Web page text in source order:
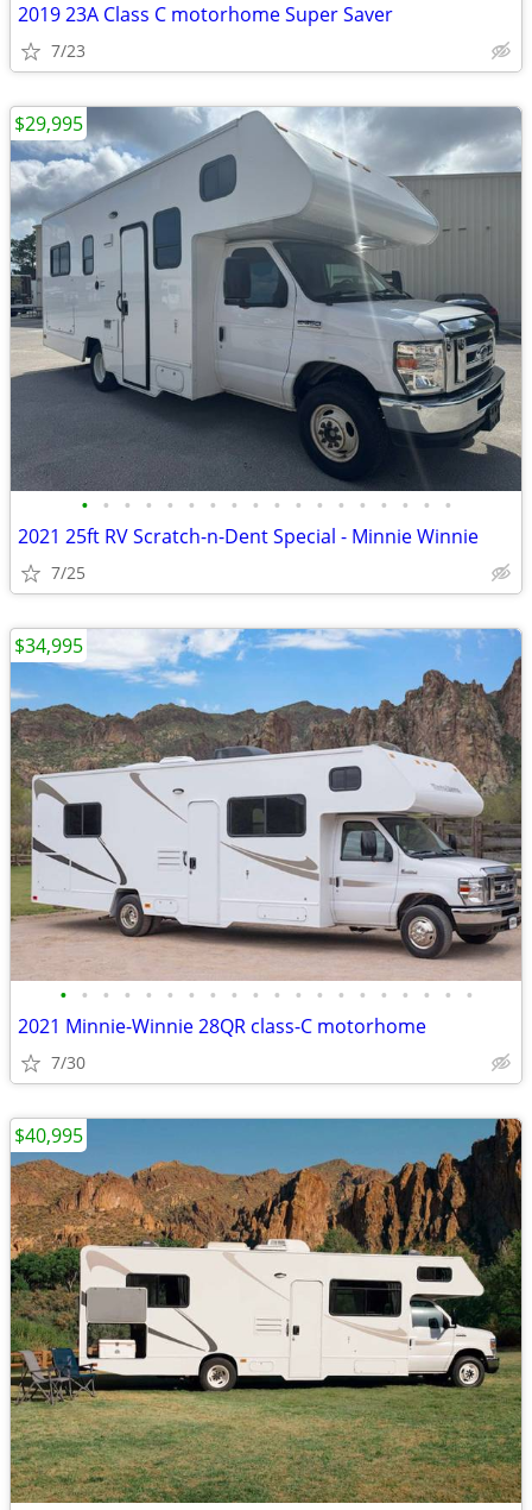
2019 23A Class C motorhome Super Saver
7/23
• • • • • • • • • • • • • • • • • •
2021 25ft RV Scratch-n-Dent Special - Minnie Winnie
7/25
$29,995
• • • • • • • • • • • • • • • • • • • •
2021 Minnie-Winnie 28QR class-C motorhome
7/30
$34,995
$40,995